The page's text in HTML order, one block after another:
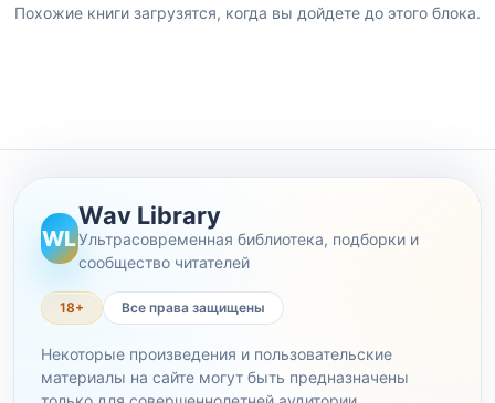
Похожие книги загрузятся, когда вы дойдете до этого блока.
WL
Wav Library
Ультрасовременная библиотека, подборки и
сообщество читателей
18+ Все права защищены
Некоторые произведения и пользовательские
материалы на сайте могут быть предназначены